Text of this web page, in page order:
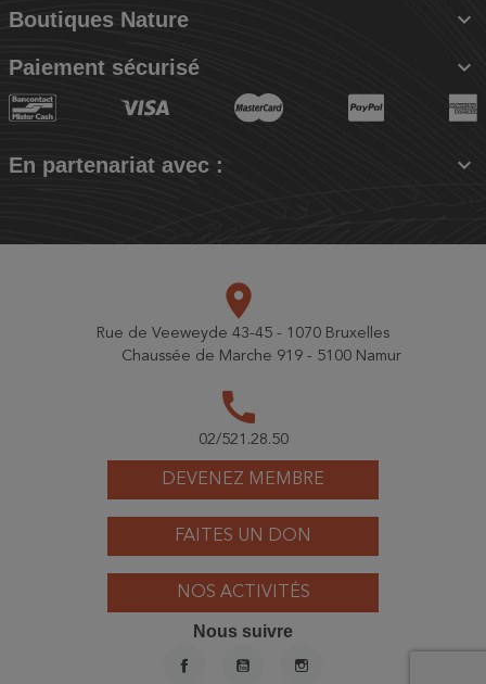
Boutiques Nature 
Paiement sécurisé 
En partenariat avec : 
DEVENEZ MEMBRE
FAITES UN DON
NOS ACTIVITÉS
place
Rue de Veeweyde 43-45 - 1070 Bruxelles
Chaussée de Marche 919 - 5100 Namur
call
02/521.28.50
Nous suivre